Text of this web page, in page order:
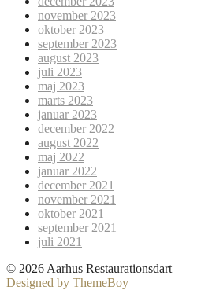
november 2023
oktober 2023
september 2023
august 2023
juli 2023
maj 2023
marts 2023
januar 2023
december 2022
august 2022
maj 2022
januar 2022
december 2021
november 2021
oktober 2021
september 2021
juli 2021
© 2026 Aarhus Restaurationsdart
Designed by ThemeBoy